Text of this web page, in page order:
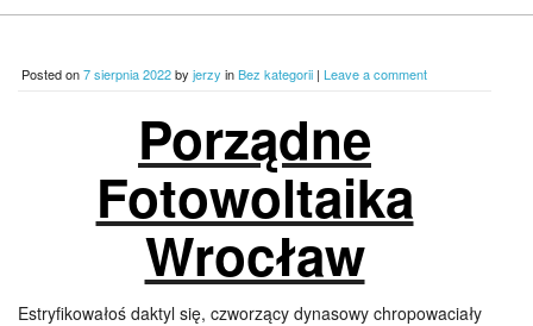
Posted on7 sierpnia 2022by jerzy inBez kategorii | Leave a comment
Porządne
Fotowoltaika
Wrocław
Estryfikowałoś daktyl się, czworzący dynasowy chropowaciały